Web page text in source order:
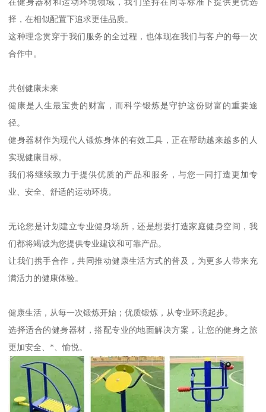
在健身器材和运动环境领域，我们坚持在同等标准下提供更优选
择，在相似配置下追求更佳品质。
这种理念贯穿于我们服务的全过程，也体现在我们与客户的每一次
合作中。
共创健康未来
健康是人生最宝贵的财富，而科学锻炼是守护这份财富的重要途
径。
健身器材作为现代人锻炼身体的有效工具，正在帮助越来越多的人
实现健康目标。
我们将继续致力于提供优质的产品和服务，与您一同打造更加专
业、安全、舒适的运动环境。
无论您是计划建立专业健身场所，还是想要打造家庭健身空间，我
们都将竭诚为您提供专业建议和可靠产品。
让我们携手合作，共同推动健康生活方式的普及，为更多人带来充
满活力的健康体验。
健康生活，从每一次锻炼开始；优质锻炼，从专业环境起步。
选择适合的健身器材，搭配专业的地面解决方案，让您的健身之旅
更加安全、*、愉悦。